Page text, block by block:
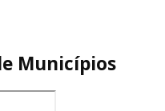
Municípios